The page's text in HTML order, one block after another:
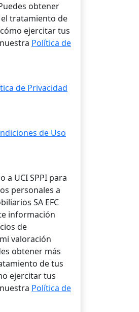
obtener
tratamiento de
ejercitar tus
Política de
de Privacidad
de Uso
a UCI SPPI para
personales a
SA EFC
información
de
valoración
obtener más
de tus
ejercitar tus
Política de